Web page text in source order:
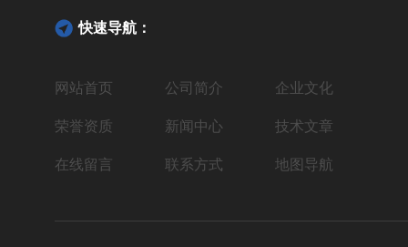
快速导航：
网站首页 公司简介 企业文化
荣誉资质 新闻中心 技术文章
在线留言 联系方式 地图导航